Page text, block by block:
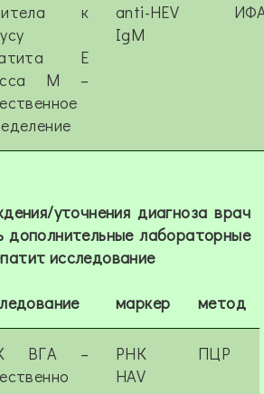
к
Е
M –
anti-HEV
IgM
уточнения диагноза врач
дополнительные лабораторные
исследование
маркер метод
ВГА –
РНК
HAV
ПЦР